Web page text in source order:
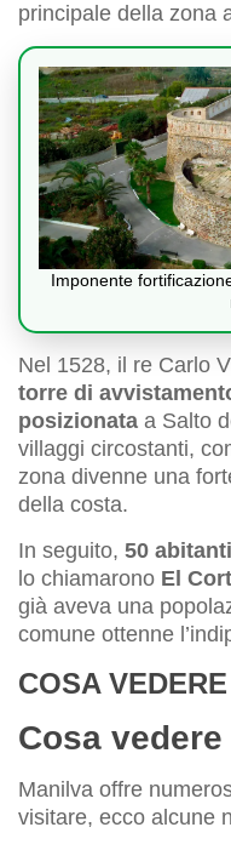
principale della zona
Imponente
Nel 1528, il re Carlo
torre di
posizionata a Salto
villaggi circostanti,
zona divenne una
della costa.
In seguito, 50 abitanti
lo chiamarono El
già aveva una
comune ottenne
COSA
Cosa
Manilva offre
visitare, ecco alcune